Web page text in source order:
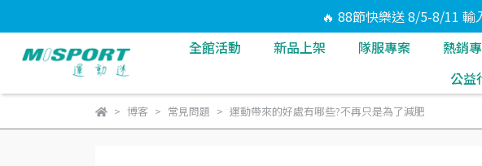
🔥 88節快樂送 8/5-8/11 輸
全館活動
新品上架 隊服專案 熱銷
公益
博客 常見問題 運動帶來的好處有哪些?不再只是為了減肥